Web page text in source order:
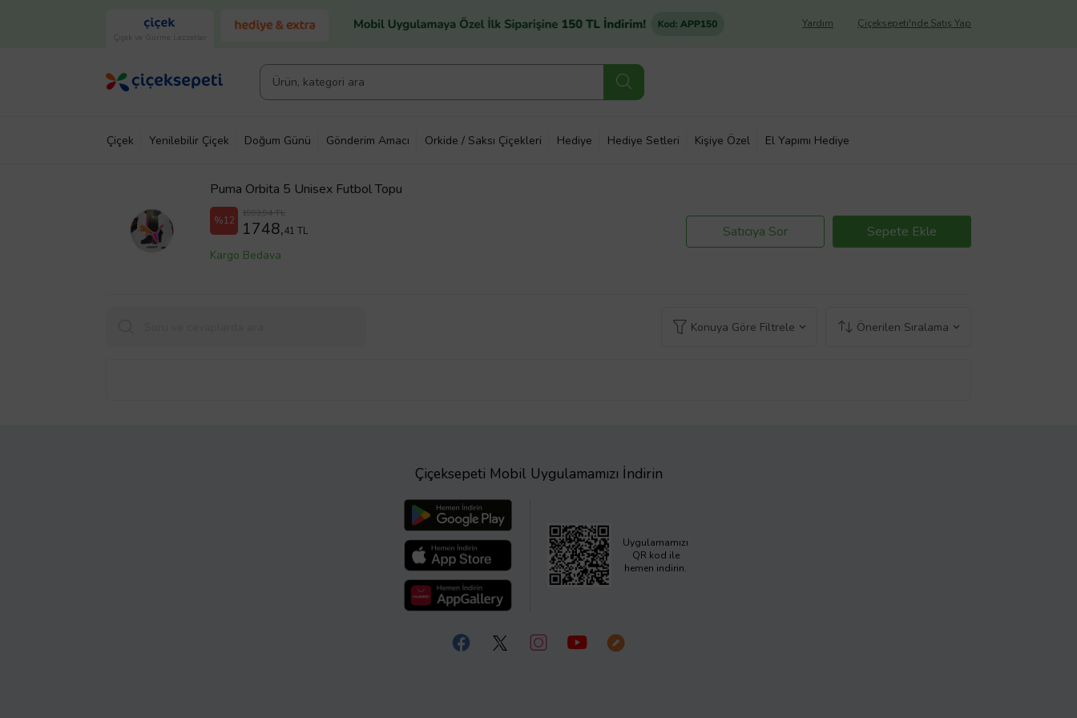
Çiçek ve Gurme Lezzetler
Çiçeksepeti'nde Satış Yap
Yardım
Çiçek Yenilebilir Çiçek Doğum Günü Gönderim Amacı Orkide / Saksı Çiçekleri Hediye Hediye Setleri Kişiye Özel El Yapımı Hediye
Puma Orbita 5 Unisex Futbol Topu
%12
1993,94 TL
1748,41 TL
Kargo Bedava
Satıcıya Sor Sepete Ekle
Konuya Göre Filtrele Önerilen Sıralama
Çiçeksepeti Mobil Uygulamamızı İndirin
Uygulamamızı
QR kod ile
hemen indirin.